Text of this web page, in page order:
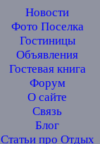
Новости
Фото Поселка
Гостиницы
Объявления
Гостевая книга
Форум
О сайте
Связь
Блог
Статьи про Отдых